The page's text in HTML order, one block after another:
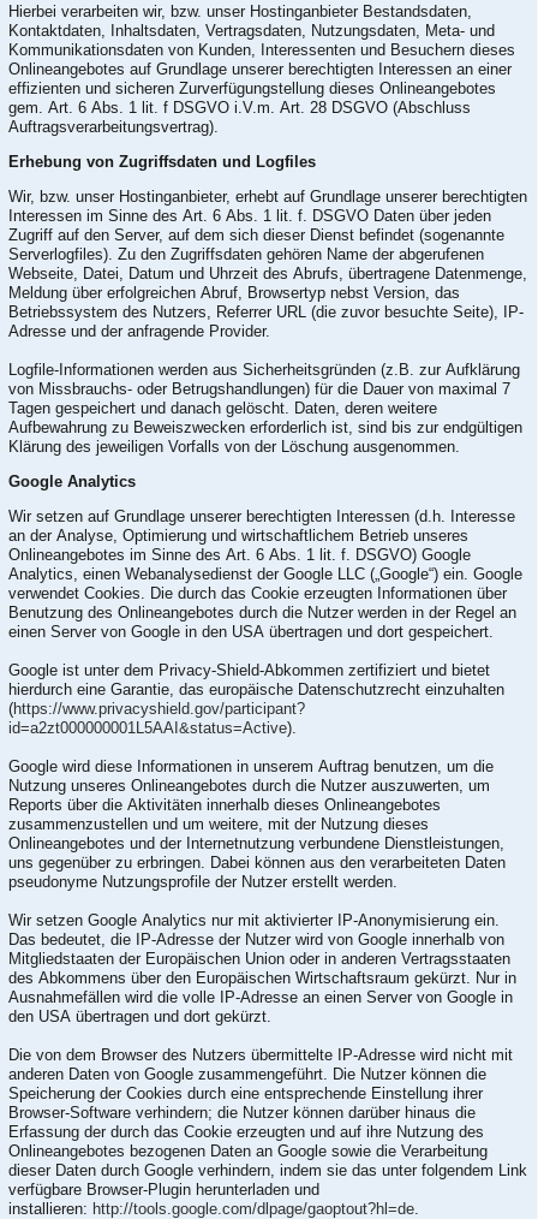
Hierbei verarbeiten wir, bzw. unser Hostinganbieter Bestandsdaten,
Kontaktdaten, Inhaltsdaten, Vertragsdaten, Nutzungsdaten, Meta- und
Kommunikationsdaten von Kunden, Interessenten und Besuchern dieses
Onlineangebotes auf Grundlage unserer berechtigten Interessen an einer
effizienten und sicheren Zurverfügungstellung dieses Onlineangebotes
gem. Art. 6 Abs. 1 lit. f DSGVO i.V.m. Art. 28 DSGVO (Abschluss
Auftragsverarbeitungsvertrag).
Erhebung von Zugriffsdaten und Logfiles
Wir, bzw. unser Hostinganbieter, erhebt auf Grundlage unserer berechtigten
Interessen im Sinne des Art. 6 Abs. 1 lit. f. DSGVO Daten über jeden
Zugriff auf den Server, auf dem sich dieser Dienst befindet (sogenannte
Serverlogfiles). Zu den Zugriffsdaten gehören Name der abgerufenen
Webseite, Datei, Datum und Uhrzeit des Abrufs, übertragene Datenmenge,
Meldung über erfolgreichen Abruf, Browsertyp nebst Version, das
Betriebssystem des Nutzers, Referrer URL (die zuvor besuchte Seite), IP-
Adresse und der anfragende Provider.
Logfile-Informationen werden aus Sicherheitsgründen (z.B. zur Aufklärung
von Missbrauchs- oder Betrugshandlungen) für die Dauer von maximal 7
Tagen gespeichert und danach gelöscht. Daten, deren weitere
Aufbewahrung zu Beweiszwecken erforderlich ist, sind bis zur endgültigen
Klärung des jeweiligen Vorfalls von der Löschung ausgenommen.
Google Analytics
Wir setzen auf Grundlage unserer berechtigten Interessen (d.h. Interesse
an der Analyse, Optimierung und wirtschaftlichem Betrieb unseres
Onlineangebotes im Sinne des Art. 6 Abs. 1 lit. f. DSGVO) Google
Analytics, einen Webanalysedienst der Google LLC („Google“) ein. Google
verwendet Cookies. Die durch das Cookie erzeugten Informationen über
Benutzung des Onlineangebotes durch die Nutzer werden in der Regel an
einen Server von Google in den USA übertragen und dort gespeichert.
Google ist unter dem Privacy-Shield-Abkommen zertifiziert und bietet
hierdurch eine Garantie, das europäische Datenschutzrecht einzuhalten
(https://www.privacyshield.gov/participant?
id=a2zt000000001L5AAI&status=Active).
Google wird diese Informationen in unserem Auftrag benutzen, um die
Nutzung unseres Onlineangebotes durch die Nutzer auszuwerten, um
Reports über die Aktivitäten innerhalb dieses Onlineangebotes
zusammenzustellen und um weitere, mit der Nutzung dieses
Onlineangebotes und der Internetnutzung verbundene Dienstleistungen,
uns gegenüber zu erbringen. Dabei können aus den verarbeiteten Daten
pseudonyme Nutzungsprofile der Nutzer erstellt werden.
Wir setzen Google Analytics nur mit aktivierter IP-Anonymisierung ein.
Das bedeutet, die IP-Adresse der Nutzer wird von Google innerhalb von
Mitgliedstaaten der Europäischen Union oder in anderen Vertragsstaaten
des Abkommens über den Europäischen Wirtschaftsraum gekürzt. Nur in
Ausnahmefällen wird die volle IP-Adresse an einen Server von Google in
den USA übertragen und dort gekürzt.
Die von dem Browser des Nutzers übermittelte IP-Adresse wird nicht mit
anderen Daten von Google zusammengeführt. Die Nutzer können die
Speicherung der Cookies durch eine entsprechende Einstellung ihrer
Browser-Software verhindern; die Nutzer können darüber hinaus die
Erfassung der durch das Cookie erzeugten und auf ihre Nutzung des
Onlineangebotes bezogenen Daten an Google sowie die Verarbeitung
dieser Daten durch Google verhindern, indem sie das unter folgendem Link
verfügbare Browser-Plugin herunterladen und
installieren: http://tools.google.com/dlpage/gaoptout?hl=de